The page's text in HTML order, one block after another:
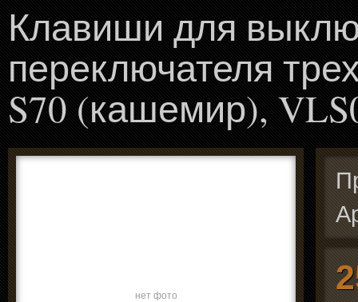
Клавиши для
переключателя
S70 (кашемир),
нет фото